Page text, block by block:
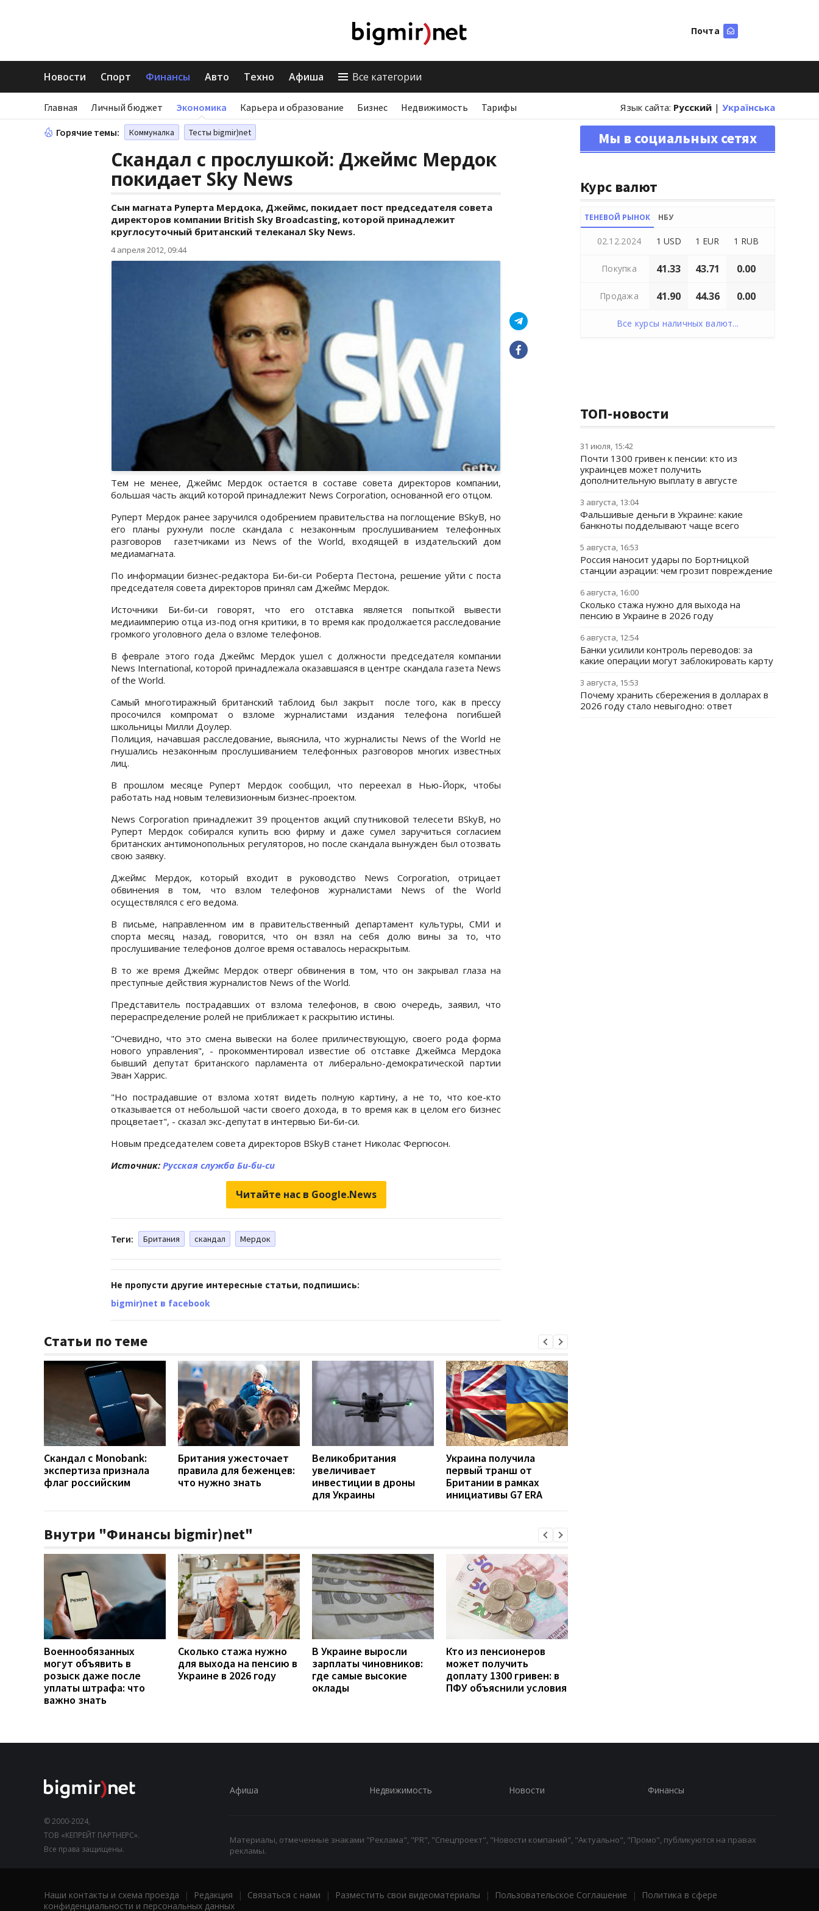
Почта
Новости Спорт Финансы Авто Техно Афиша Все категории
Главная Личный бюджет Экономика Карьера и образование Бизнес Недвижимость Тарифы Язык сайта: Русский | Українська
Горячие темы: Коммуналка Тесты bigmir)net
Скандал с прослушкой: Джеймс Мердок
покидает Sky News
Сын магната Руперта Мердока, Джеймс, покидает пост председателя совета
директоров компании British Sky Broadcasting, которой принадлежит
круглосуточный британский телеканал Sky News.
4 апреля 2012, 09:44
Тем не менее, Джеймс Мердок остается в составе совета директоров компании,
большая часть акций которой принадлежит News Corporation, основанной его отцом.
Руперт Мердок ранее заручился одобрением правительства на поглощение BSkyB, но
его планы рухнули после скандала с незаконным прослушиванием телефонных
разговоров газетчиками из News of the World, входящей в издательский дом
медиамагната.
По информации бизнес-редактора Би-би-си Роберта Пестона, решение уйти с поста
председателя совета директоров принял сам Джеймс Мердок.
Источники Би-би-си говорят, что его отставка является попыткой вывести
медиаимперию отца из-под огня критики, в то время как продолжается расследование
громкого уголовного дела о взломе телефонов.
В феврале этого года Джеймс Мердок ушел с должности председателя компании
News International, которой принадлежала оказавшаяся в центре скандала газета News
of the World.
Самый многотиражный британский таблоид был закрыт после того, как в прессу
просочился компромат о взломе журналистами издания телефона погибшей
школьницы Милли Доулер.
Полиция, начавшая расследование, выяснила, что журналисты News of the World не
гнушались незаконным прослушиванием телефонных разговоров многих известных
лиц.
В прошлом месяце Руперт Мердок сообщил, что переехал в Нью-Йорк, чтобы
работать над новым телевизионным бизнес-проектом.
News Corporation принадлежит 39 процентов акций спутниковой телесети BSkyB, но
Руперт Мердок собирался купить всю фирму и даже сумел заручиться согласием
британских антимонопольных регуляторов, но после скандала вынужден был отозвать
свою заявку.
Джеймс Мердок, который входит в руководство News Corporation, отрицает
обвинения в том, что взлом телефонов журналистами News of the World
осуществлялся с его ведома.
В письме, направленном им в правительственный департамент культуры, СМИ и
спорта месяц назад, говорится, что он взял на себя долю вины за то, что
прослушивание телефонов долгое время оставалось нераскрытым.
В то же время Джеймс Мердок отверг обвинения в том, что он закрывал глаза на
преступные действия журналистов News of the World.
Представитель пострадавших от взлома телефонов, в свою очередь, заявил, что
перераспределение ролей не приближает к раскрытию истины.
"Очевидно, что это смена вывески на более приличествующую, своего рода форма
нового управления", - прокомментировал известие об отставке Джеймса Мердока
бывший депутат британского парламента от либерально-демократической партии
Эван Харрис.
"Но пострадавшие от взлома хотят видеть полную картину, а не то, что кое-кто
отказывается от небольшой части своего дохода, в то время как в целом его бизнес
процветает", - сказал экс-депутат в интервью Би-би-си.
Новым председателем совета директоров BSkyB станет Николас Фергюсон.
Источник: Русская служба Би-би-си
Читайте нас в Google.News
Теги: Британия скандал Мердок
Не пропусти другие интересные статьи, подпишись:
bigmir)net в facebook
Статьи по теме
Скандал с Monobank:
экспертиза признала
флаг российским
Британия ужесточает
правила для беженцев:
что нужно знать
Великобритания
увеличивает
инвестиции в дроны
для Украины
Украина получила
первый транш от
Британии в рамках
инициативы G7 ERA
Внутри "Финансы bigmir)net"
Военнообязанных
могут объявить в
розыск даже после
уплаты штрафа: что
важно знать
Сколько стажа нужно
для выхода на пенсию в
Украине в 2026 году
В Украине выросли
зарплаты чиновников:
где самые высокие
оклады
Кто из пенсионеров
может получить
доплату 1300 гривен: в
ПФУ объяснили условия
Мы в социальных сетях
Курс валют
ТЕНЕВОЙ РЫНОК НБУ
02.12.2024 1 USD 1 EUR 1 RUB
Покупка 41.33 43.71 0.00
Продажа 41.90 44.36 0.00
Все курсы наличных валют...
ТОП-новости
31 июля, 15:42
Почти 1300 гривен к пенсии: кто из
украинцев может получить
дополнительную выплату в августе
3 августа, 13:04
Фальшивые деньги в Украине: какие
банкноты подделывают чаще всего
5 августа, 16:53
Россия наносит удары по Бортницкой
станции аэрации: чем грозит повреждение
6 августа, 16:00
Сколько стажа нужно для выхода на
пенсию в Украине в 2026 году
6 августа, 12:54
Банки усилили контроль переводов: за
какие операции могут заблокировать карту
3 августа, 15:53
Почему хранить сбережения в долларах в
2026 году стало невыгодно: ответ
© 2000-2024,
ТОВ «КЕПРЕЙТ ПАРТНЕРС».
Все права защищены.
Афиша Недвижимость Новости Финансы
Материалы, отмеченные знаками "Реклама", "PR", "Спецпроект", "Новости компаний", "Актуально", "Промо", публикуются на правах
рекламы.
Наши контакты и схема проезда | Редакция | Связаться с нами | Разместить свои видеоматериалы | Пользовательское Соглашение |
Политика в сфере
конфиденциальности и персональных данных